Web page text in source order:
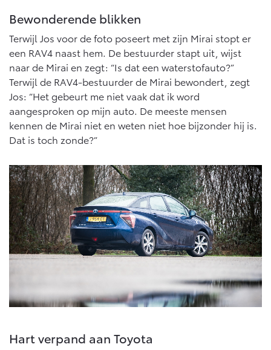
Bewonderende blikken
Terwijl Jos voor de foto poseert met zijn Mirai stopt er
een RAV4 naast hem. De bestuurder stapt uit, wijst
naar de Mirai en zegt: “Is dat een waterstofauto?”
Terwijl de RAV4-bestuurder de Mirai bewondert, zegt
Jos: “Het gebeurt me niet vaak dat ik word
aangesproken op mijn auto. De meeste mensen
kennen de Mirai niet en weten niet hoe bijzonder hij is.
Dat is toch zonde?”
Hart verpand aan Toyota